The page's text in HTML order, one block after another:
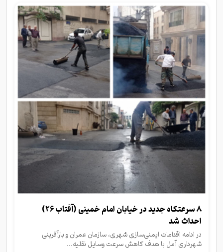
۸ سرعتکاه جدید در خیابان امام خمینی (آفتاب ۲۶)
احداث شد
در ادامه اقدامات ایمنی‌سازی شهری، سازمان عمران و بازآفرینی
شهرداری آمل با هدف کاهش سرعت وسایل نقلیه...